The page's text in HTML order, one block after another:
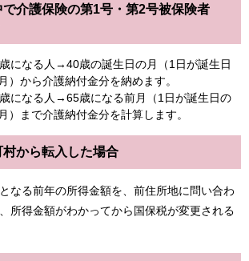
介護保険の第1号・第2号被保険者
になる人→40歳の誕生日の月（1日が誕生日
）から介護納付金分を納めます。
になる人→65歳になる前月（1日が誕生日の
）まで介護納付金分を計算します。
から転入した場合
なる前年の所得金額を、前住所地に問い合わ
所得金額がわかってから国保税が変更される